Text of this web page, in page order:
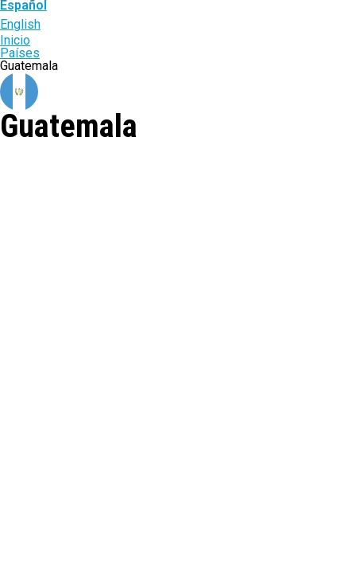
Español
English
Ruta
de
navegación
Inicio
Países
Guatemala
Guatemala